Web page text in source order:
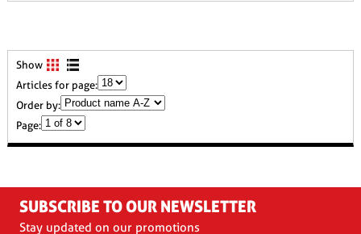
Show
Articles for page:
Order by:
Page:
SUBSCRIBE TO OUR NEWSLETTER
Stay updated on our promotions